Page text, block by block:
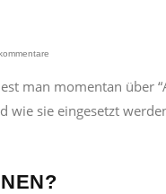
man momentan
sie eingesetzt